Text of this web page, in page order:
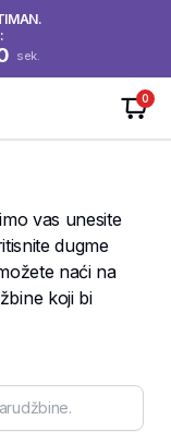
sek.
0
vas unesite
dugme
naći na
koji bi